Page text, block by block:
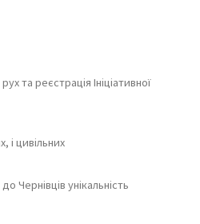
та реєстрація Ініціативної
і цивільних
Чернівців унікальність